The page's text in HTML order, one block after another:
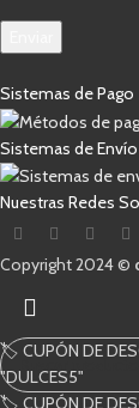
Sistemas de Pago
Sistemas de Envío
Nuestras Redes
Copyright 2024 ©
🏷️ CUPÓN DE
"DULCES5"
🏷️ CUPÓN DE